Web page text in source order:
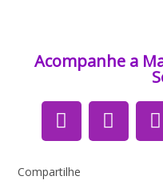
Acompanhe a
Compartilhe